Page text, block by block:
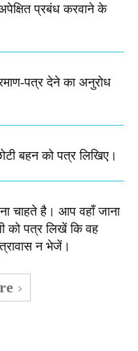
प्रबंध करवाने के
पत्र देने का अनुरोध
बहन को पत्र लिखिए।
चाहते है। आप वहाँ जाना
को पत्र लिखें कि वह
न भेजें।